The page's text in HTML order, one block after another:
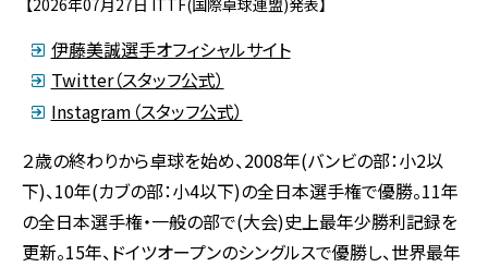
伊藤美誠選手オフィシャルサイト
Twitter（スタッフ公式）
Instagram（スタッフ公式）
２歳の終わりから卓球を始め、2008年(バンビの部：小2以
下)、10年(カブの部：小4以下)の全日本選手権で優勝。11年
の全日本選手権・一般の部で(大会)史上最年少勝利記録を
更新。15年、ドイツオープンのシングルスで優勝し、世界最年